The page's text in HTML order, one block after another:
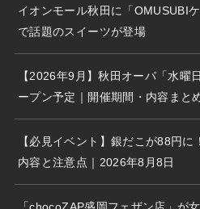
イオンモール秋田に「OMUSUBI
で話題のスイーツが登場
【2026年9月】秋田オーパ「水曜
ープン予定｜開催期間・内容まと
【必見イベント】銀だこが88円
内容と注意点｜2026年8月8日